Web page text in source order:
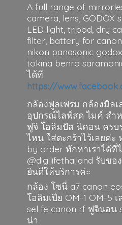
A full range of
camera, lens, GODOX
LED light, tripod, dry
filter, battery for
nikon panasonic
tokina benro
ได้ที่
https://
กล้องฟูลเฟรม กล้องมิลเ
อุปกรณ์ไลฟ์สด ไมค์ สำ
ฟูจิ โอลิมปัส นิคอน ครบ
ไหน ใส่ตะกร้าไว้เลยค่ะ
by order ทักหาเราได้ที่
@digilifethailand รับข
ยินดีให้บริการค่ะ
กล้อง โซนี่ a7 canon
โอลิมเปีย OM-1 OM-5
sel fe canon rf ฟูจินอน
น่า